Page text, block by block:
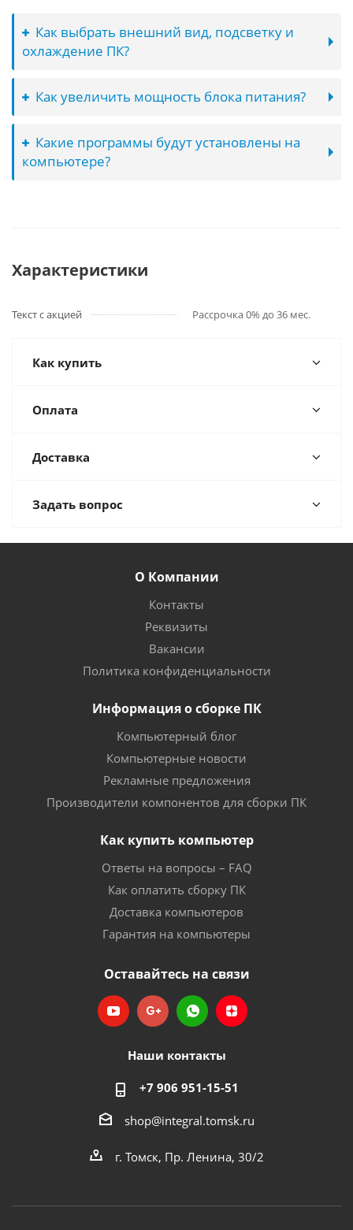
Как выбрать внешний вид, подсветку и
охлаждение ПК?
Как увеличить мощность блока питания?
Какие программы будут установлены на
компьютере?
Характеристики
Текст с акцией Рассрочка 0% до 36 мес.
Как купить
Оплата
Доставка
Задать вопрос
О Компании
Контакты
Реквизиты
Вакансии
Политика конфиденциальности
Информация о сборке ПК
Компьютерный блог
Компьютерные новости
Рекламные предложения
Производители компонентов для сборки ПК
Как купить компьютер
Ответы на вопросы – FAQ
Как оплатить сборку ПК
Доставка компьютеров
Гарантия на компьютеры
Оставайтесь на связи
Наши контакты
+7 906 951-15-51
shop@integral.tomsk.ru
г. Томск, Пр. Ленина, 30/2